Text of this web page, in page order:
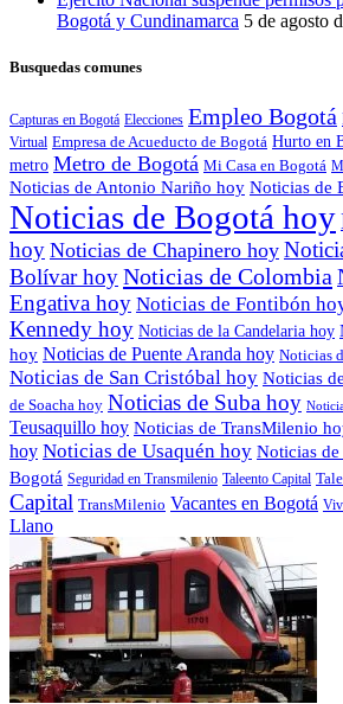
Bogotá y Cundinamarca 5 de agosto
Busquedas comunes
Capturas en Bogotá Elecciones Empleo Bogotá
Virtual Empresa de Acueducto de Bogotá Hurto en
metro Metro de Bogotá Mi Casa en Bogotá
Noticias de Antonio Nariño hoy Noticias de
Noticias de Bogotá hoy
hoy Noticias de Chapinero hoy
Bolívar hoyNoticias de Colombia
Engativa hoy Noticias de Fontibón
Kennedy hoy Noticias de la Candelaria hoy
hoy Noticias de Puente Aranda hoy Noticias
Noticias de San Cristóbal hoy Noticias
de Soacha hoy Noticias de Suba hoy
Teusaquillo hoy Noticias de TransMilenio
hoy Noticias de Usaquén hoy Noticias
Bogotá Seguridad en Transmilenio Taleento Capital
Capital TransMilenio Vacantes en Bogotá
Llano